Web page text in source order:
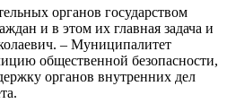
органов государством
и в этом их главная задача и
– Муниципалитет
общественной безопасности,
органов внутренних дел